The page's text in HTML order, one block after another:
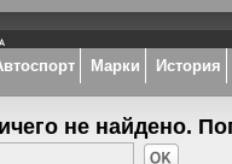
Марки История
не найдено.